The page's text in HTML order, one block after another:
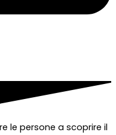
le persone a scoprire il